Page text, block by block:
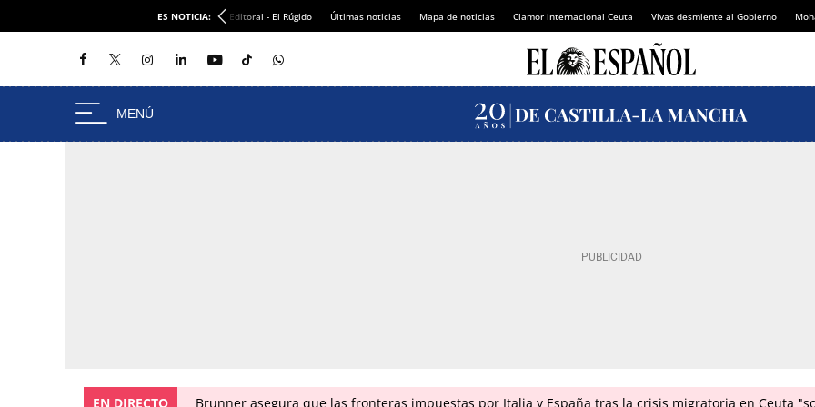
ES NOTICIA: Editoral - El Rúgido Últimas noticias Mapa de noticias Clamor internacional Ceuta Vivas desmiente al Gobierno
EN DIRECTO Brunner asegura que las fronteras impuestas por Italia y España tras la crisis migratoria en Ceuta